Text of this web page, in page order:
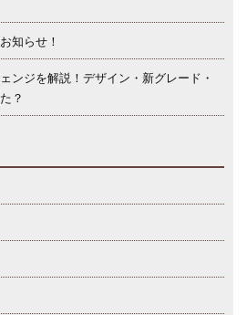
知らせ！
ンジを解説！デザイン・新グレード・
？